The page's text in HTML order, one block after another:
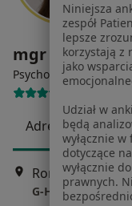
mgr Natalia
Psycholog·Więcej
14 opinii
Adres
Romana
G-Home Centrum
Niniejsza
zespół
lepsze
korzystają z
jako
Udział w
będą
wyłącznie
dotyczące
wyłącznie
prawnych.